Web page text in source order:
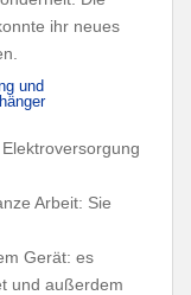
ihr neues
und
Arbeit: Sie
Gerät: es
und außerdem